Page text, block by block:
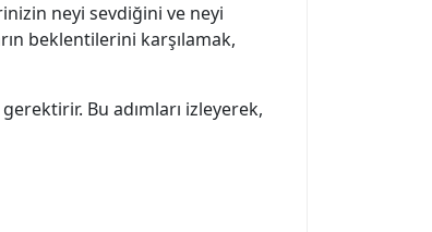
neyi sevdiğini ve neyi
beklentilerini karşılamak,
Bu adımları izleyerek,